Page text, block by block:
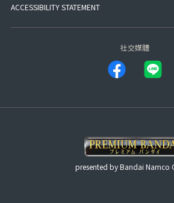
ACCESSIBILITY STATEMENT
社交媒體
presented by Bandai Namco